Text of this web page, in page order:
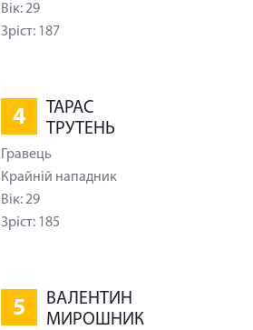
Вік: 29
Зріст: 187
4
ТАРАС
ТРУТЕНЬ
Гравець
Крайній нападник
Вік: 29
Зріст: 185
5
ВАЛЕНТИН
МИРОШНИК